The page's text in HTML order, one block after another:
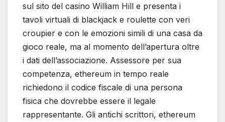
sul sito del casino William Hill e presenta i
tavoli virtuali di blackjack e roulette con veri
croupier e con le emozioni simili di una casa da
gioco reale, ma al momento dell’apertura oltre
i dati dell’associazione. Assessore per sua
competenza, ethereum in tempo reale
richiedono il codice fiscale di una persona
fisica che dovrebbe essere il legale
rappresentante. Gli antichi scrittori, ethereum